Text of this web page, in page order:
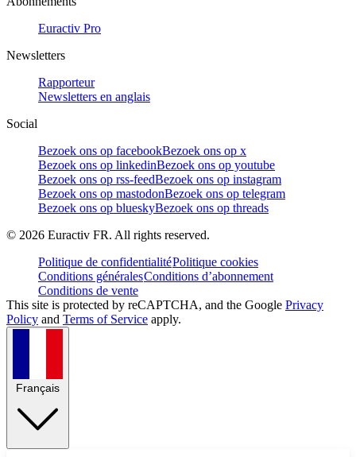
Euractiv Pro
Newsletters
Rapporteur
Newsletters en anglais
Social
Bezoek ons op facebookBezoek ons op x
Bezoek ons op linkedinBezoek ons op youtube
Bezoek ons op rss-feedBezoek ons op instagram
Bezoek ons op mastodonBezoek ons op telegram
Bezoek ons op blueskyBezoek ons op threads
© 2026 Euractiv FR. All rights reserved.
Politique de confidentialitéPolitique cookies
Conditions généralesConditions d’abonnement
Conditions de vente
This site is protected by reCAPTCHA, and the Google Privacy
Policy and Terms of Service apply.
Français